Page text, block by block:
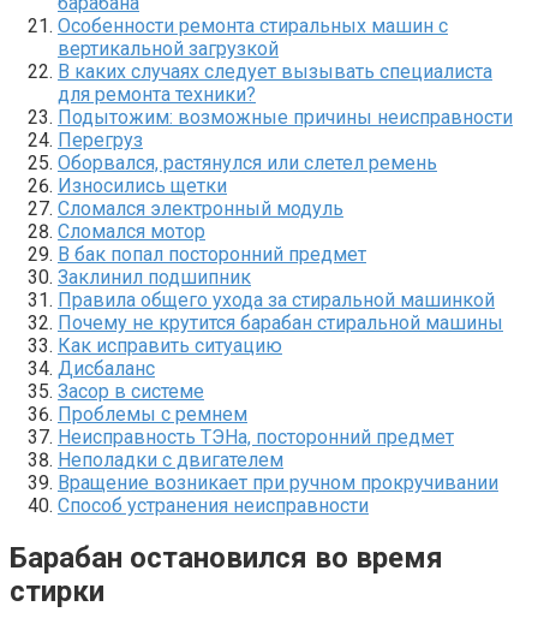
Особенности ремонта стиральных машин с
вертикальной загрузкой
В каких случаях следует вызывать специалиста
для ремонта техники?
Подытожим: возможные причины неисправности
Перегруз
Оборвался, растянулся или слетел ремень
Износились щетки
Сломался электронный модуль
Сломался мотор
В бак попал посторонний предмет
Заклинил подшипник
Правила общего ухода за стиральной машинкой
Почему не крутится барабан стиральной машины
Как исправить ситуацию
Дисбаланс
Засор в системе
Проблемы с ремнем
Неисправность ТЭНа, посторонний предмет
Неполадки с двигателем
Вращение возникает при ручном прокручивании
Способ устранения неисправности
Барабан остановился во время
стирки